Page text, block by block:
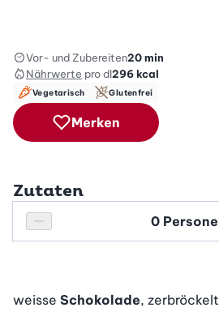
Vor- und Zubereiten20 min
Nährwerte pro dl296kcal
Vegetarisch Glutenfrei
Merken
Zutaten
Personenanzahl verringern
Personenanzahl
weisse Schokolade, zerbröckelt